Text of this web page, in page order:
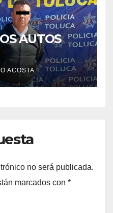
AUTOS
ACOSTA
no será publicada.
marcados con *